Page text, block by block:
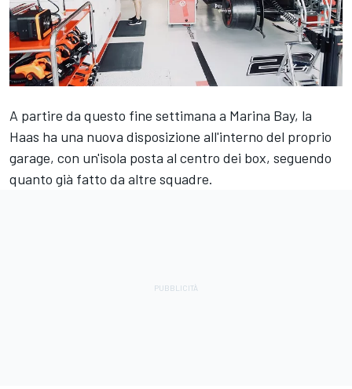
A partire da questo fine settimana a Marina Bay, la
Haas ha una nuova disposizione all'interno del proprio
garage, con un'isola posta al centro dei box, seguendo
quanto già fatto da altre squadre.